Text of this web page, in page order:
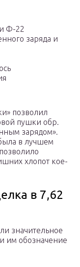
Ф-22
заряда и
позволил
пушки обр.
зарядом».
в лучшем
хлопот кое-
в 7,62
значительное
им обозначение